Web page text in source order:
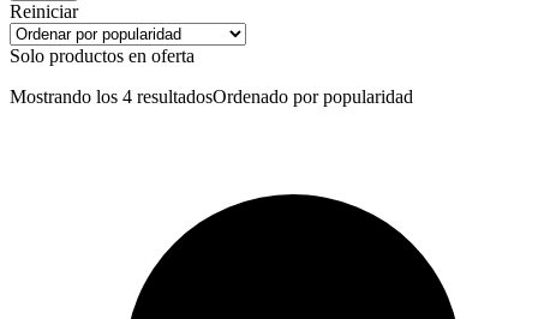
Reiniciar
Solo productos en oferta
Mostrando los 4 resultadosOrdenado por popularidad